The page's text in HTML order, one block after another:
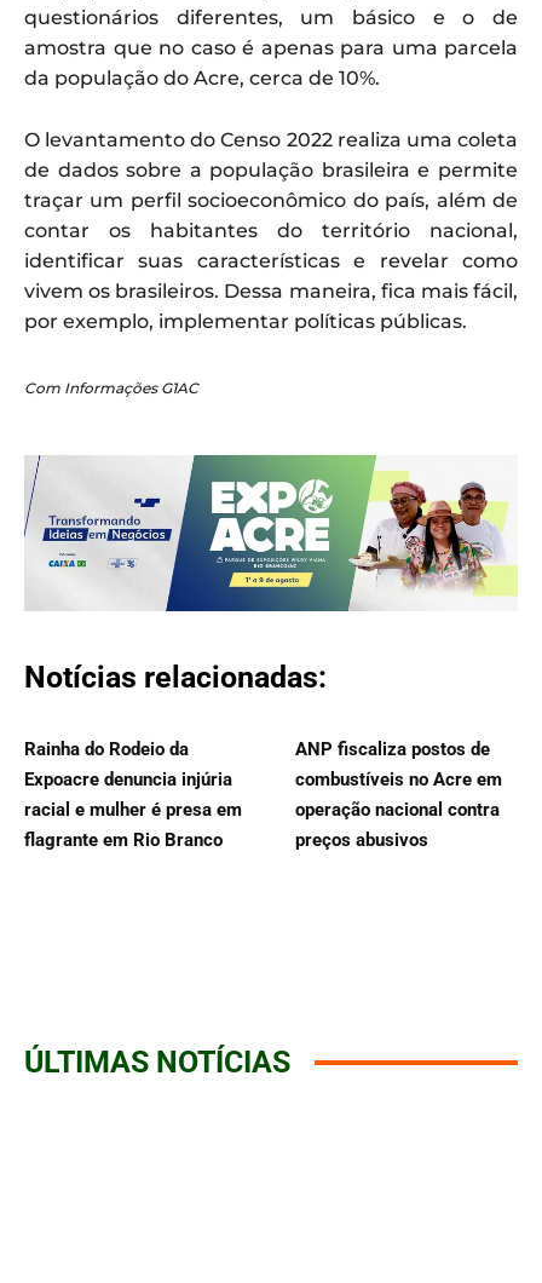
questionários diferentes, um básico e o de
amostra que no caso é apenas para uma parcela
da população do Acre, cerca de 10%.
O levantamento do Censo 2022 realiza uma coleta
de dados sobre a população brasileira e permite
traçar um perfil socioeconômico do país, além de
contar os habitantes do território nacional,
identificar suas características e revelar como
vivem os brasileiros. Dessa maneira, fica mais fácil,
por exemplo, implementar políticas públicas.
Com Informações G1AC
Notícias relacionadas:
Rainha do Rodeio da
Expoacre denuncia injúria
racial e mulher é presa em
flagrante em Rio Branco
ANP fiscaliza postos de
combustíveis no Acre em
operação nacional contra
preços abusivos
ÚLTIMAS NOTÍCIAS